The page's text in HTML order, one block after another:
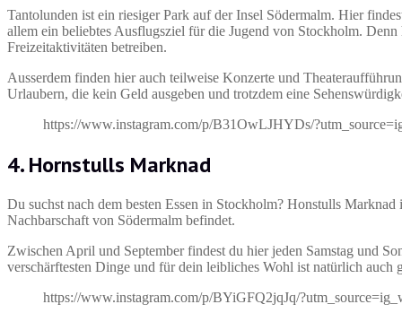
Tantolunden ist ein riesiger Park auf der Insel Södermalm. Hier
allem ein beliebtes Ausflugsziel für die Jugend von Stockholm.
Freizeitaktivitäten betreiben.
Ausserdem finden hier auch teilweise Konzerte und
Urlaubern, die kein Geld ausgeben und trotzdem eine
https://www.instagram.com/p/B31OwLJHYDs/
4. Hornstulls Marknad
Du suchst nach dem besten Essen in Stockholm? Honstulls
Nachbarschaft von Södermalm befindet.
Zwischen April und September findest du hier jeden Samstag und
verschärftesten Dinge und für dein leibliches Wohl ist natürlich auch
https://www.instagram.com/p/BYiGFQ2jqJq/